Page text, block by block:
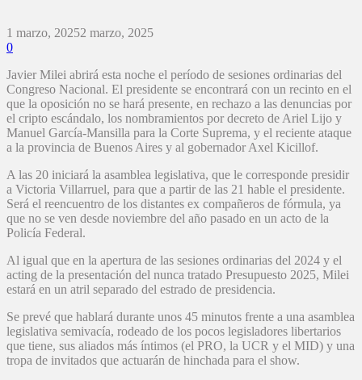
1 marzo, 20252 marzo, 2025
0
Javier Milei abrirá esta noche el período de sesiones ordinarias del
Congreso Nacional. El presidente se encontrará con un recinto en el
que la oposición no se hará presente, en rechazo a las denuncias por
el cripto escándalo, los nombramientos por decreto de Ariel Lijo y
Manuel García-Mansilla para la Corte Suprema, y el reciente ataque
a la provincia de Buenos Aires y al gobernador Axel Kicillof.
A las 20 iniciará la asamblea legislativa, que le corresponde presidir
a Victoria Villarruel, para que a partir de las 21 hable el presidente.
Será el reencuentro de los distantes ex compañeros de fórmula, ya
que no se ven desde noviembre del año pasado en un acto de la
Policía Federal.
Al igual que en la apertura de las sesiones ordinarias del 2024 y el
acting de la presentación del nunca tratado Presupuesto 2025, Milei
estará en un atril separado del estrado de presidencia.
Se prevé que hablará durante unos 45 minutos frente a una asamblea
legislativa semivacía, rodeado de los pocos legisladores libertarios
que tiene, sus aliados más íntimos (el PRO, la UCR y el MID) y una
tropa de invitados que actuarán de hinchada para el show.